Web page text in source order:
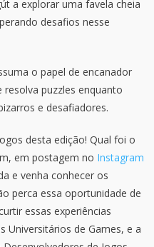
a explorar uma favela cheia
desafios nesse
o papel de encanador
puzzles enquanto
e desafiadores.
desta edição! Qual foi o
em postagem no Instagram
e venha conhecer os
perca essa oportunidade de
essas experiências
Universitários de Games, e a